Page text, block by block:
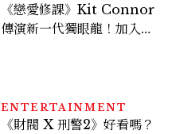
《戀愛修課》Kit Connor
傳演新一代獨眼龍！加入新
ENTERTAINMENT
《財閥 X 刑警2》好看嗎？